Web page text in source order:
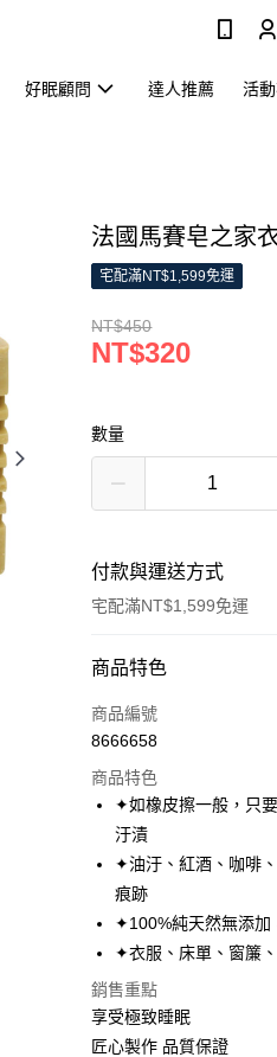
好眠顧問 達人推薦 活
法國馬賽皂之家
宅配滿NT$1,599免運
NT$450
NT$320
數量
付款與運送方式
宅配滿NT$1,599免運
付款方式
信用卡一次付款
Apple Pay
街口支付
全盈+PAY
運送方式
物流宅配
每筆NT$150，滿
商品特色
商品編號
8666658
商品特色
✦如橡皮擦一般，只
汙漬
✦油汙、紅酒、咖啡
痕跡
✦100%純天然無添加
✦衣服、床單、窗簾
銷售重點
享受極致睡眠
匠心製作 品質保證